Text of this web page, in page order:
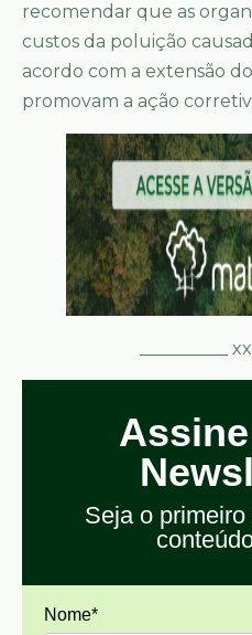
recomendar que as
custos da poluição
acordo com a extensão
promovam a ação
__________
Seja o
Nome*